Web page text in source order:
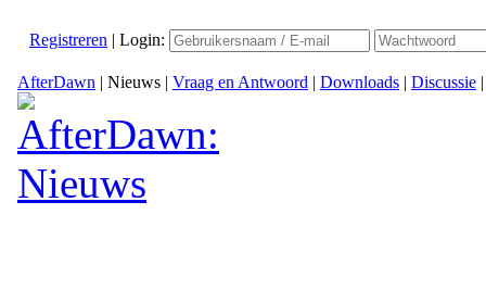
Registreren | Login:
AfterDawn | Nieuws | Vraag en Antwoord | Downloads | Discussie